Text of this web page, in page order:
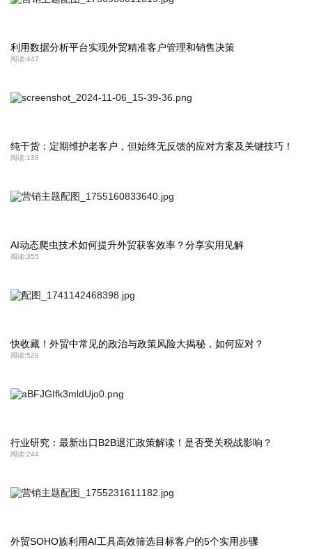
利用数据分析平台实现外贸精准客户管理和销售决策
阅读:447
纯干货：定期维护老客户，但始终无反馈的应对方案及关键技巧！
阅读:138
AI动态爬虫技术如何提升外贸获客效率？分享实用见解
阅读:355
快收藏！外贸中常见的政治与政策风险大揭秘，如何应对？
阅读:528
行业研究：最新出口B2B退汇政策解读！是否受关税战影响？
阅读:244
外贸SOHO族利用AI工具高效筛选目标客户的5个实用步骤